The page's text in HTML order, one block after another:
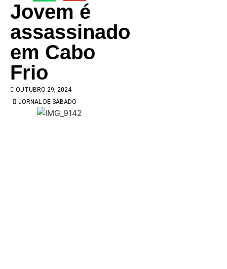
Jovem é
assassinado
em Cabo
Frio
OUTUBRO 29, 2024
JORNAL DE SÁBADO